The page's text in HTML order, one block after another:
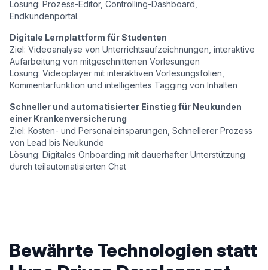
Lösung: Prozess-Editor, Controlling-Dashboard,
Endkundenportal.
Digitale Lernplattform für Studenten
Ziel: Videoanalyse von Unterrichtsaufzeichnungen, interaktive
Aufarbeitung von mitgeschnittenen Vorlesungen
Lösung: Videoplayer mit interaktiven Vorlesungsfolien,
Kommentarfunktion und intelligentes Tagging von Inhalten
Schneller und automatisierter Einstieg für Neukunden
einer Krankenversicherung
Ziel: Kosten- und Personaleinsparungen, Schnellerer Prozess
von Lead bis Neukunde
Lösung: Digitales Onboarding mit dauerhafter Unterstützung
durch teilautomatisierten Chat
Bewährte Technologien statt